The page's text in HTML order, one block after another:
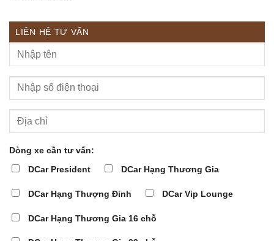
LIÊN HỆ TƯ VẤN
Dòng xe cần tư vấn:
DCar President
DCar Hạng Thương Gia
DCar Hạng Thượng Đỉnh DCar Vip Lounge
DCar Hạng Thương Gia 16 chỗ